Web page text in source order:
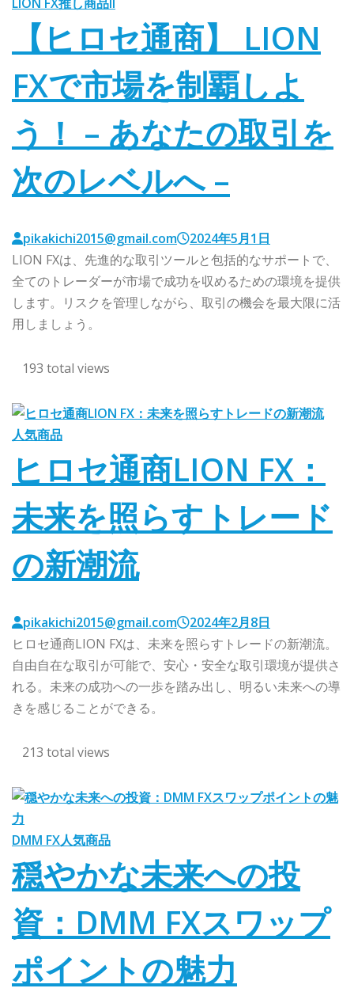
【ヒロセ通商】 LION
FXで市場を制覇しよ
う！ – あなたの取引を
次のレベルへ –
pikakichi2015@gmail.com
2024年5月1日
LION FXは、先進的な取引ツールと包括的なサポートで、
全てのトレーダーが市場で成功を収めるための環境を提供
します。リスクを管理しながら、取引の機会を最大限に活
用しましょう。
193 total views
人気商品
ヒロセ通商LION FX：
未来を照らすトレード
の新潮流
pikakichi2015@gmail.com
2024年2月8日
ヒロセ通商LION FXは、未来を照らすトレードの新潮流。
自由自在な取引が可能で、安心・安全な取引環境が提供さ
れる。未来の成功への一歩を踏み出し、明るい未来への導
きを感じることができる。
213 total views
DMM FX人気商品
穏やかな未来への投
資：DMM FXスワップ
ポイントの魅力